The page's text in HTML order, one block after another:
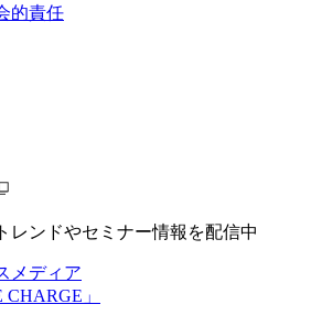
的責任
レンドやセミナー情報を配信中
メディア
CHARGE」